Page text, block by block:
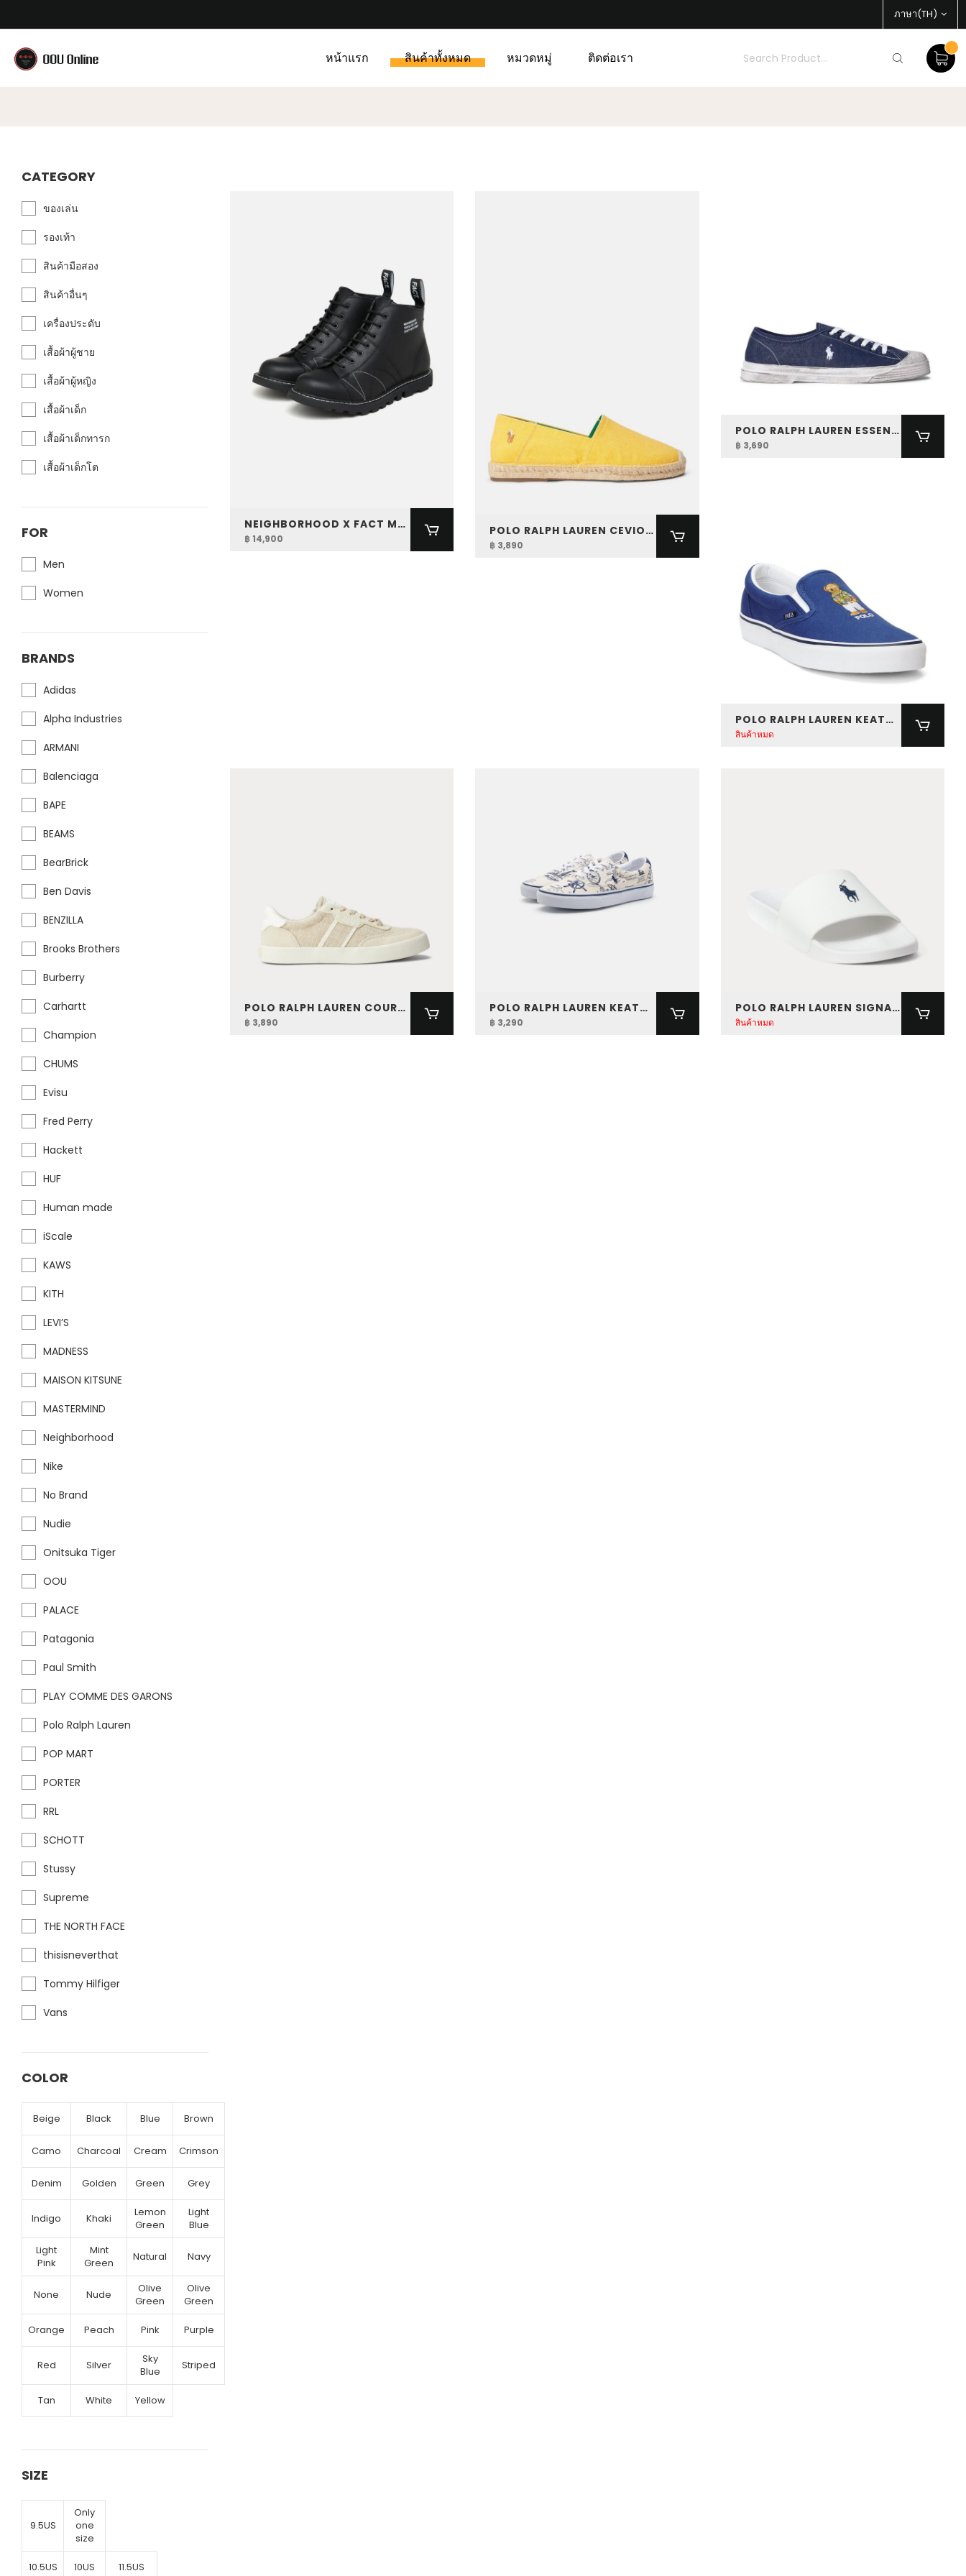
ภาษา(TH)
หน้าแรก สินค้าทั้งหมด หมวดหมู่ ติดต่อเรา
NEIGHBORHOOD X FACT MNKY BOOT
฿ 14,900
POLO RALPH LAUREN CEVIO WASHED CANVAS ESPADRILLE
฿ 3,890
POLO RALPH LAUREN ESSENCE 100 CANVAS CAP-TOE SNEAKER
฿ 3,690
POLO RALPH LAUREN KEATON POLO BEAR SLIP ON SNEAKERS
สินค้าหมด
POLO RALPH LAUREN COURT LEATHER & CANVAS TRAINER
฿ 3,890
POLO RALPH LAUREN KEATON PONY SNEAKER
฿ 3,290
POLO RALPH LAUREN SIGNATURE PONY SLIDE
สินค้าหมด
CATEGORY
ของเล่น
รองเท้า
สินค้ามือสอง
สินค้าอื่นๆ
เครื่องประดับ
เสื้อผ้าผู้ชาย
เสื้อผ้าผู้หญิง
เสื้อผ้าเด็ก
เสื้อผ้าเด็กทารก
เสื้อผ้าเด็กโต
FOR
Men
Women
BRANDS
Adidas
Alpha Industries
ARMANI
Balenciaga
BAPE
BEAMS
BearBrick
Ben Davis
BENZILLA
Brooks Brothers
Burberry
Carhartt
Champion
CHUMS
Evisu
Fred Perry
Hackett
HUF
Human made
iScale
KAWS
KITH
LEVI’S
MADNESS
MAISON KITSUNE
MASTERMIND
Neighborhood
Nike
No Brand
Nudie
Onitsuka Tiger
OOU
PALACE
Patagonia
Paul Smith
PLAY COMME DES GARONS
Polo Ralph Lauren
POP MART
PORTER
RRL
SCHOTT
Stussy
Supreme
THE NORTH FACE
thisisneverthat
Tommy Hilfiger
Vans
COLOR
Beige Black Blue Brown
Camo Charcoal Cream Crimson
Denim Golden Green Grey
Indigo Khaki
Lemon
Green
Light
Blue
Light
Pink
Mint
Green
Natural Navy
None Nude
Olive
Green
Olive
Green
Orange Peach Pink Purple
Red Silver
Sky
Blue
Striped
Tan White Yellow
SIZE
9.5US
Only
one
size
10.5US 10US 11.5US